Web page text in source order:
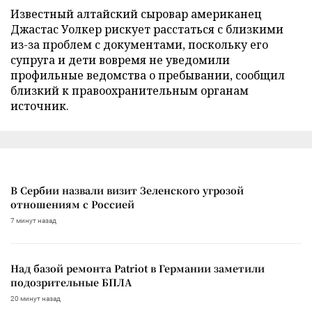
Известный алтайский сыровар американец
Джастас Уолкер рискует расстаться с близкими
из-за проблем с документами, поскольку его
супруга и дети вовремя не уведомили
профильные ведомства о пребывании, сообщил
близкий к правоохранительным органам
источник.
В Сербии назвали визит Зеленского угрозой
отношениям с Россией
7 минут назад
Над базой ремонта Patriot в Германии заметили
подозрительные БПЛА
20 минут назад